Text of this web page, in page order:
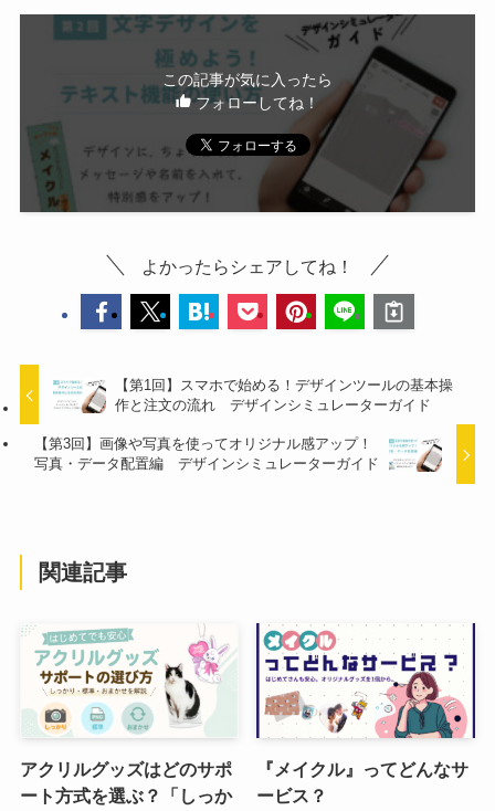
この記事が気に入ったら
フォローしてね！
よかったらシェアしてね！
【第1回】スマホで始める！デザインツールの基本操
作と注文の流れ デザインシミュレーターガイド
【第3回】画像や写真を使ってオリジナル感アップ！
写真・データ配置編 デザインシミュレーターガイド
関連記事
アクリルグッズはどのサポ
ート方式を選ぶ？「しっか
『メイクル』ってどんなサ
ービス？